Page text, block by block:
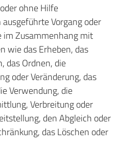
ohne Hilfe
Vorgang oder
im Zusammenhang mit
wie das Erheben, das
das Ordnen, die
oder Veränderung, das
Verwendung, die
Verbreitung oder
den Abgleich oder
das Löschen oder